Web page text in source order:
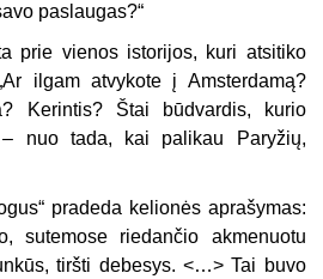
paslaugas?“
prie vienos istorijos, kuri atsitiko
ilgam atvykote į Amsterdamą?
Kerintis? Štai būdvardis, kurio
nuo tada, kai palikau Paryžių,
pradeda kelionės aprašymas:
sutemose riedančio akmenuotu
tiršti debesys. <…> Tai buvo